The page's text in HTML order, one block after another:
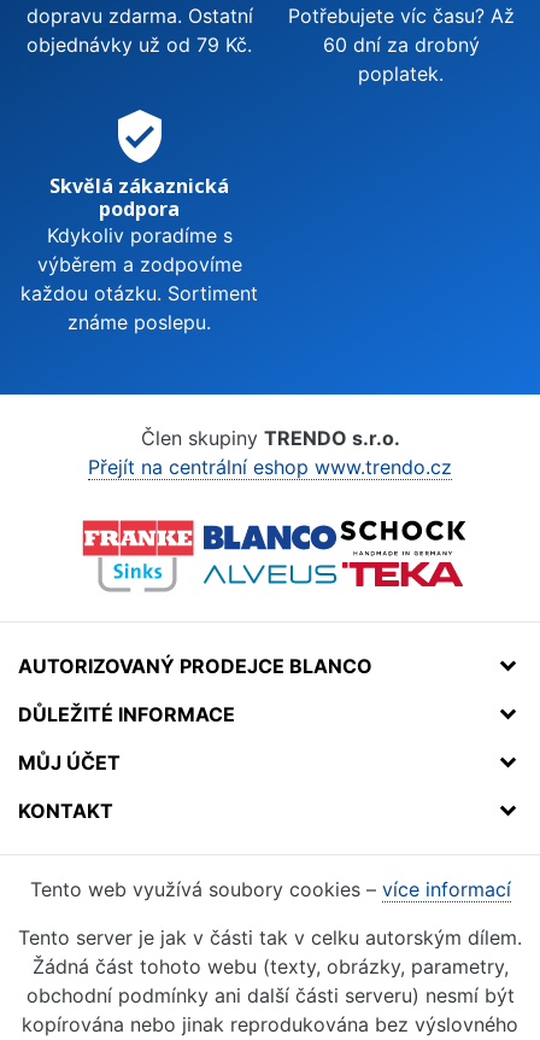
dopravu zdarma. Ostatní
objednávky už od 79 Kč.
Potřebujete víc času? Až
60 dní za drobný
poplatek.
verified_user
Skvělá zákaznická
podpora
Kdykoliv poradíme s
výběrem a zodpovíme
každou otázku. Sortiment
známe poslepu.
Člen skupiny TRENDO s.r.o.
Přejít na centrální eshop www.trendo.cz
AUTORIZOVANÝ PRODEJCE BLANCO
DŮLEŽITÉ INFORMACE
MŮJ ÚČET
KONTAKT
Tento web využívá soubory cookies – více informací
Tento server je jak v části tak v celku autorským dílem.
Žádná část tohoto webu (texty, obrázky, parametry,
obchodní podmínky ani další části serveru) nesmí být
kopírována nebo jinak reprodukována bez výslovného